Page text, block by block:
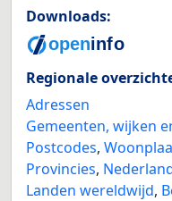
Downloads:
Regionale
Adressen
Gemeenten, wijken
Postcodes,
Provincies,
Landen wereldwijd,